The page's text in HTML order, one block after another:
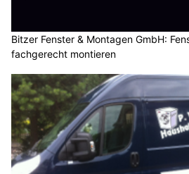
Bitzer Fenster & Montagen GmbH:
fachgerecht montieren